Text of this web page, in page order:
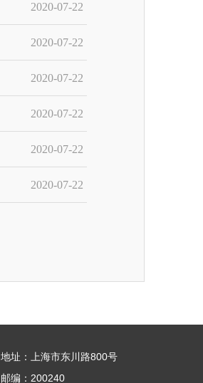
2020-07-22
2020-07-22
2020-07-22
2020-07-22
2020-07-22
2020-07-22
地址：上海市东川路800号
邮编：200240